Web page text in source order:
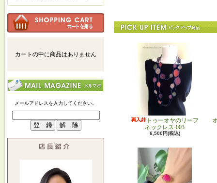
カートの中に商品はありません
メールアドレスを入力してください。
トゥーオヤのリーフ
ネックレス-003
6,500円(税込)